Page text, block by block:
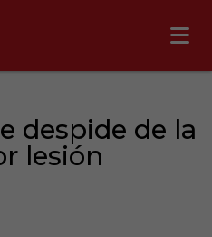
despide de la
lesión